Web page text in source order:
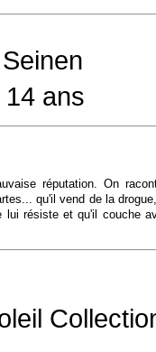
Seinen
14 ans
réputation. On
qu'il vend de la
lui résiste et qu'il couche